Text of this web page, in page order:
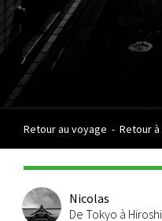
Retour au voyage - Retour à
Nicolas
De Tokyo à